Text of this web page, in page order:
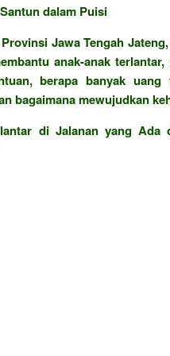
dalam Puisi
Jawa Tengah
anak-anak
berapa banyak
bagaimana mewujudkan
di Jalanan yang Ada